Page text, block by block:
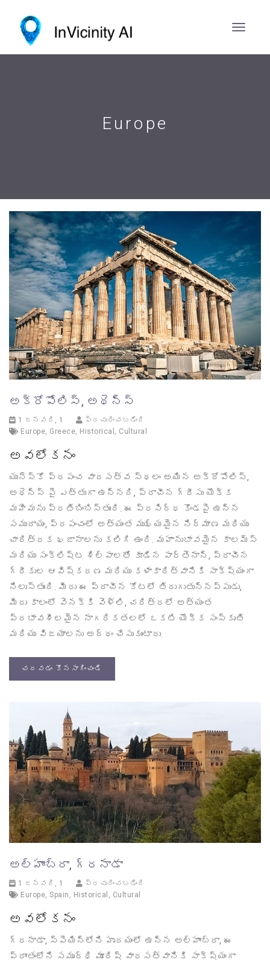
Europe
అక్రోపోలిస్, అథెన్స్
1 జనవరి, 1
ప్రచురించబడింది
Europe Greece Historical Cultural
అవలోకనం
యునెస్కో ప్రపంచ వారసత్వ స్థలం అయిన అక్రోపోలిస్,
అథెన్స్ పై ఎత్తుగా ఉన్నది, ప్రాచీన గ్రీసు యొక్క
మహిమను ప్రతిబింబిస్తుంది. ఈ ప్రసిద్ధ కొండపై ఉన్న
సముదాయం, ప్రపంచంలో అత్యంత ముఖ్యమైన నిర్మాణ మరియు
చారిత్రక ఖజానాలను కలిగి ఉంది. మహానుభావమైన కాలమ్స్
మరియు సంక్లిష్ట శిల్పాలతో కూడిన పార్తెనాన్, ప్రాచీన
గ్రీకుల ఆవిష్కరణ మరియు కళాకారిత్వానికి సాక్ష్యంగా
నిలుస్తుంది. మీరు ఈ ప్రాచీన కోటలో తిరుగుతున్నప్పుడు,
మీరు కాలంలో వెనక్కి వెళ్లి, చరిత్రలో అత్యంత
ప్రభావశీలమైన నాగరికతలలో ఒకటి యొక్క సంస్కృతి
మరియు విజయాలను అర్థం చేసుకుంటారు.
చదవడం కొనసాగించండి
అల్హాంబ్రా, గ్రనాడా
1 జనవరి, 1
ప్రచురించబడింది
Europe, Spain , Historical , Cultural
అవలోకనం
గ్రనాడా, స్పెయిన్‌లోని హృదయంలో ఉన్న అల్హాంబ్రా, ఈ
ప్రాంతంలోని సమృద్ధి మూరిష్ వారసత్వానికి సాక్ష్యంగా